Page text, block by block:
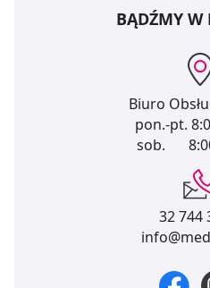
BĄDŹMY W
Biuro
pon.-pt.
sob.
32 744